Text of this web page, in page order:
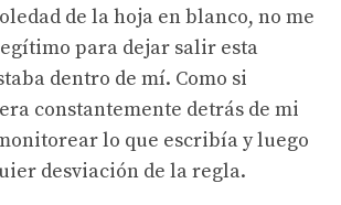
de la hoja en blanco, no me
para dejar salir esta
dentro de mí. Como si
constantemente detrás de mi
lo que escribía y luego
desviación de la regla.